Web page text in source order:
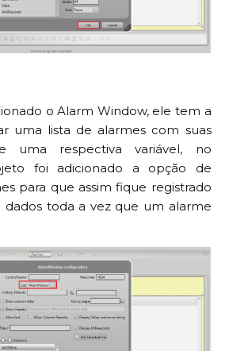
o Alarm Window, ele tem a
uma lista de alarmes com suas
uma respectiva variável, no
foi adicionado a opção de
para que assim fique registrado
toda a vez que um alarme